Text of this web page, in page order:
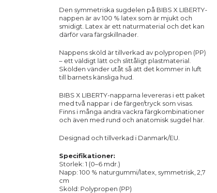
Den symmetriska sugdelen på BIBS X LIBERTY-
nappen är av 100 % latex som är mjukt och
smidigt. Latex är ett naturmaterial och det kan
därför vara färgskillnader.
Nappens sköld är tillverkad av polypropen (PP)
– ett väldigt lätt och slittåligt plastmaterial.
Skölden vänder utåt så att det kommer in luft
till barnets känsliga hud.
BIBS X LIBERTY-napparna levereras i ett paket
med två nappar i de färger/tryck som visas.
Finns i många andra vackra färgkombinationer
och även med rund och anatomisk sugdel här.
Designad och tillverkad i Danmark/EU.
Specifikationer:
Storlek: 1 (0–6 mdr.)
Napp: 100 % naturgummi/latex, symmetrisk, 2,7
cm
Sköld: Polypropen (PP)